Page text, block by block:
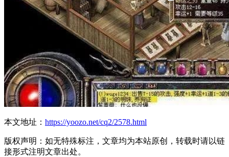
本文地址： https://yoozo.net/cq2/2578.html
版权声明：如无特殊标注，文章均为本站原创，转载时请以链
接形式注明文章出处。